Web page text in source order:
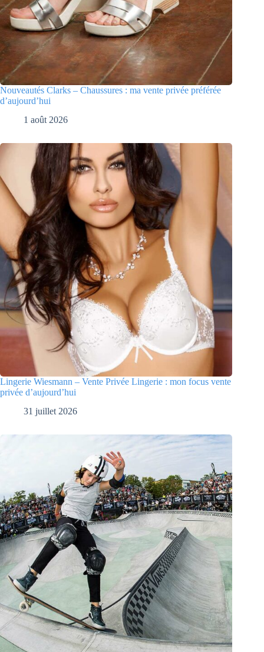
Nouveautés Clarks – Chaussures : ma vente privée préférée
d’aujourd’hui
1 août 2026
Lingerie Wiesmann – Vente Privée Lingerie : mon focus vente
privée d’aujourd’hui
31 juillet 2026